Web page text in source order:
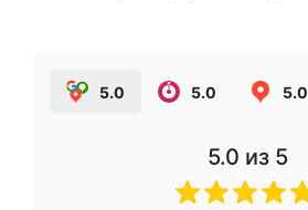
5.0 5.0 5.0
5.0 из 5